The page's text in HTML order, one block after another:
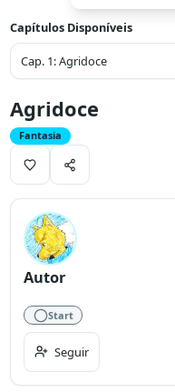
Capítulos Disponíveis
Cap. 1:Agridoce
Agridoce
Fantasia
Autor
Start
Seguir